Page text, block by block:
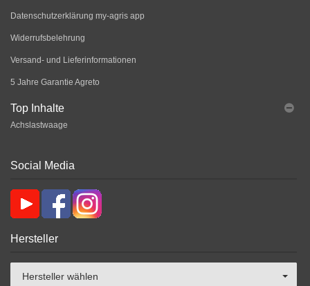
Datenschutzerklärung my-agris app
Widerrufsbelehrung
Versand- und Lieferinformationen
5 Jahre Garantie Agreto
Top Inhalte
Achslastwaage
Social Media
Hersteller
Hersteller wählen